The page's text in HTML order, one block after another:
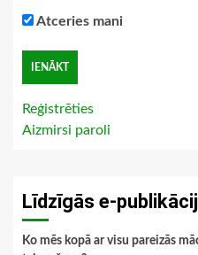
Atceries mani
Reģistrēties
Aizmirsi paroli
Līdzīgās e-
Ko mēs kopā ar visu pareizās